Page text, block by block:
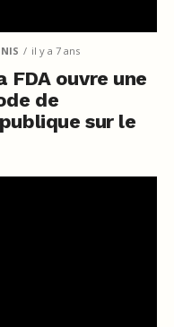
il y a 7 ans
FDA ouvre une
de
sur le